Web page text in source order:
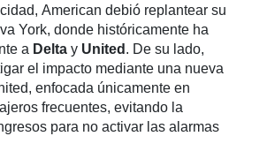
American debió replantear su
York, donde históricamente ha
a Delta y United . De su lado,
el impacto mediante una nueva
enfocada únicamente en
frecuentes, evitando la
para no activar las alarmas